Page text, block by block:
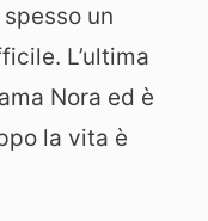
un
L’ultima
Nora ed è
la vita è